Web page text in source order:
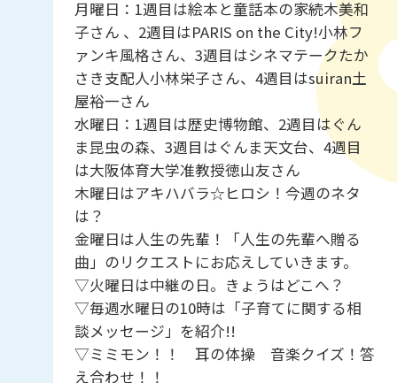
月曜日：1週目は絵本と童話本の家続木美和
子さん 、2週目はPARIS on the City!小林フ
ァンキ風格さん、3週目はシネマテークたか
さき支配人小林栄子さん、4週目はsuiran土
屋裕一さん
水曜日：1週目は歴史博物館、2週目はぐん
ま昆虫の森、3週目はぐんま天文台、4週目
は大阪体育大学准教授徳山友さん
木曜日はアキハバラ☆ヒロシ！今週のネタ
は？
金曜日は人生の先輩！「人生の先輩へ贈る
曲」のリクエストにお応えしていきます。
▽火曜日は中継の日。きょうはどこへ？
▽毎週水曜日の10時は「子育てに関する相
談メッセージ」を紹介!!
▽ミミモン！！ 耳の体操 音楽クイズ！答
え合わせ！！